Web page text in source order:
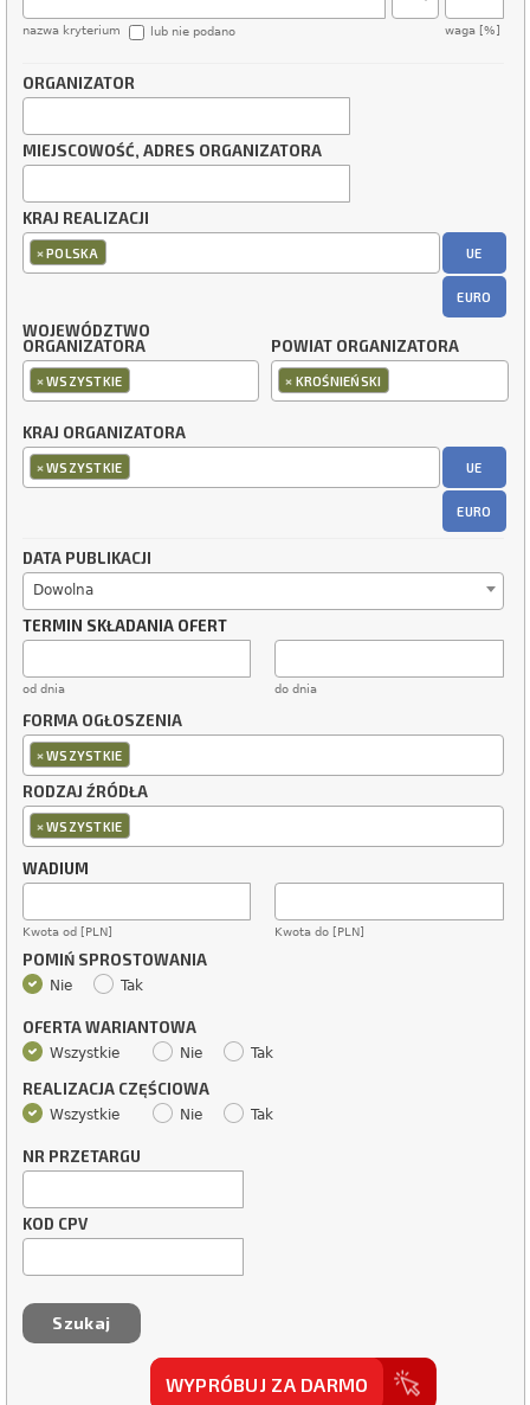
nazwa kryterium waga [%]
lub nie podano
ORGANIZATOR
MIEJSCOWOŚĆ, ADRES ORGANIZATORA
KRAJ REALIZACJI
×POLSKA UE
EURO
WOJEWÓDZTWO
ORGANIZATORA
×WSZYSTKIE
POWIAT ORGANIZATORA
× KROŚNIEŃSKI
KRAJ ORGANIZATORA
×WSZYSTKIE UE
EURO
DATA PUBLIKACJI
Dowolna
TERMIN SKŁADANIA OFERT
od dnia do dnia
FORMA OGŁOSZENIA
×WSZYSTKIE
RODZAJ ŹRÓDŁA
×WSZYSTKIE
WADIUM
Kwota od [PLN] Kwota do [PLN]
POMIŃ SPROSTOWANIA
Nie Tak
OFERTA WARIANTOWA
Wszystkie Nie Tak
REALIZACJA CZĘŚCIOWA
Wszystkie Nie Tak
NR PRZETARGU
KOD CPV
WYPRÓBUJ ZA DARMO